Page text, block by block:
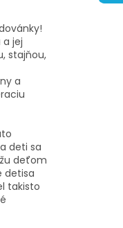
a jej
stajňou,
a
deti sa
deťom
detisa
takisto